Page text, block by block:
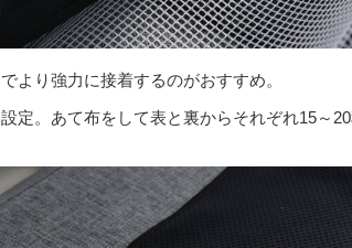
より強力に接着するのがおすすめ。
定。あて布をして表と裏からそれぞれ15～